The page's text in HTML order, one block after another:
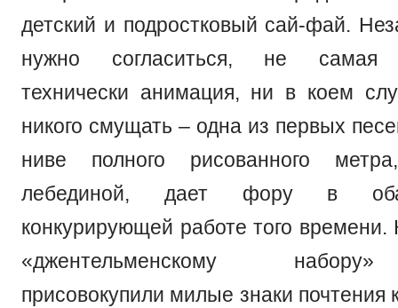
детский и подростковый сай-фай.
нужно согласиться, не самая
технически анимация, ни в коем
никого смущать – одна из первых
ниве полного рисованного
лебединой, дает фору в
конкурирующей работе того времени.
«джентельменскому
присовокупили милые знаки почтения